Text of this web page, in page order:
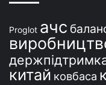
Proglot ачс
китай ковбаса